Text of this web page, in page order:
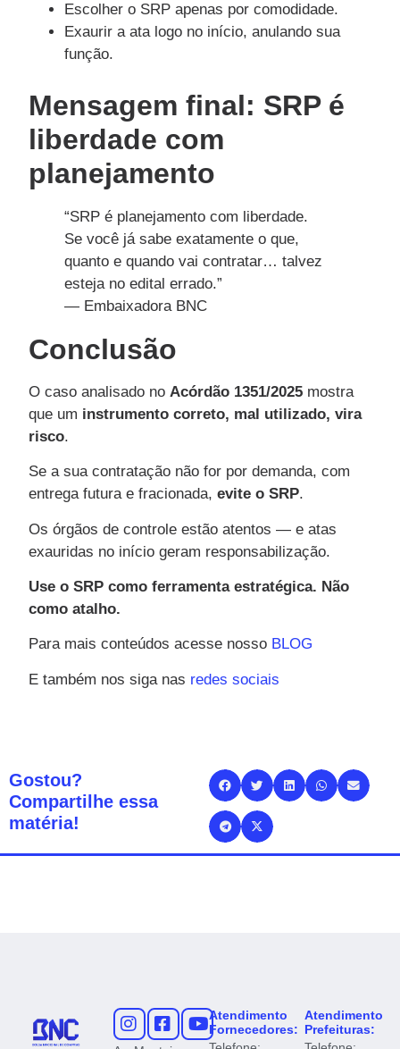
Escolher o SRP apenas por comodidade.
Exaurir a ata logo no início, anulando sua
função.
Mensagem final: SRP é
liberdade com
planejamento
“SRP é planejamento com liberdade.
Se você já sabe exatamente o que,
quanto e quando vai contratar… talvez
esteja no edital errado.”
— Embaixadora BNC
Conclusão
O caso analisado no Acórdão 1351/2025 mostra
que um instrumento correto, mal utilizado, vira
risco.
Se a sua contratação não for por demanda, com
entrega futura e fracionada, evite o SRP.
Os órgãos de controle estão atentos — e atas
exauridas no início geram responsabilização.
Use o SRP como ferramenta estratégica. Não
como atalho.
Para mais conteúdos acesse nosso BLOG
E também nos siga nas redes sociais
Gostou?
Compartilhe essa
matéria!
Atendimento
Fornecedores:
Atendimento
Prefeituras: